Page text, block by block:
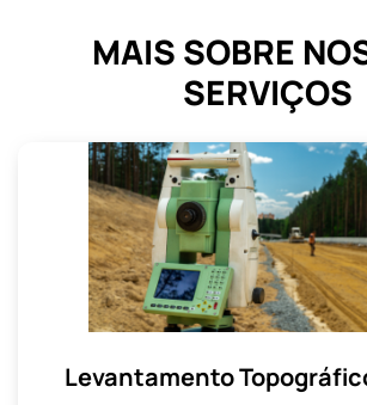
MAIS SOBRE
SERVIÇOS
Levantamento